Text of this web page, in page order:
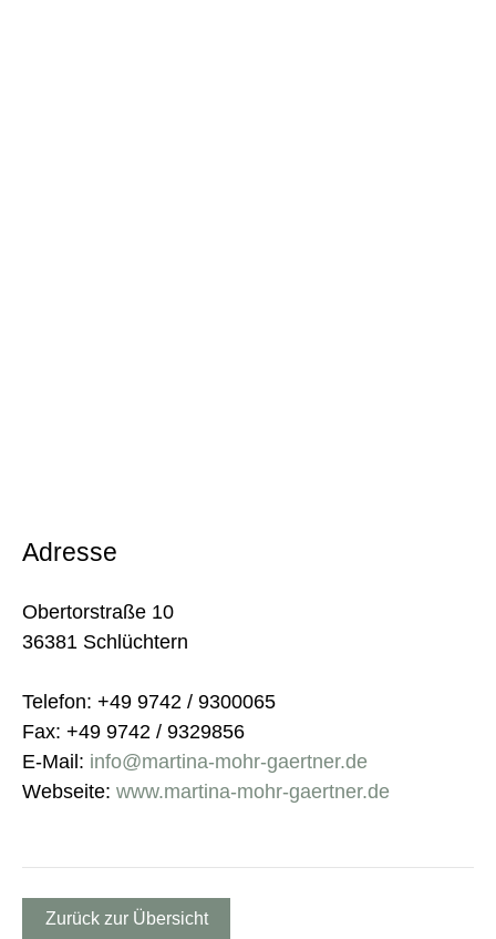
Adresse
Obertorstraße 10
36381 Schlüchtern
Telefon: +49 9742 / 9300065
Fax: +49 9742 / 9329856
E-Mail: info@martina-mohr-gaertner.de
Webseite: www.martina-mohr-gaertner.de
Zurück zur Übersicht